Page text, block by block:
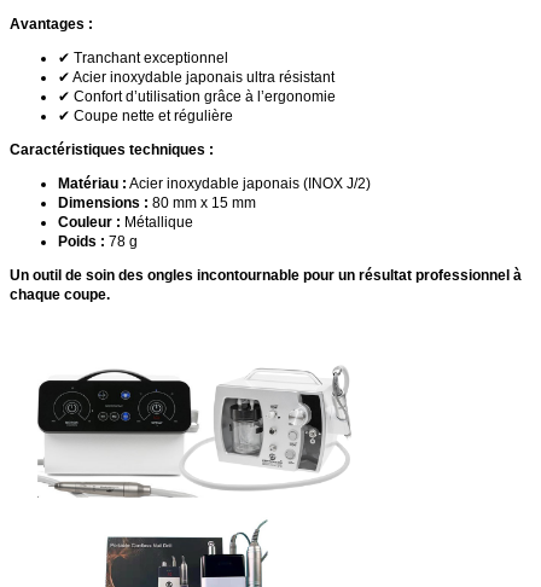
Avantages :
✔ Tranchant exceptionnel
✔ Acier inoxydable japonais ultra résistant
✔ Confort d’utilisation grâce à l’ergonomie
✔ Coupe nette et régulière
Caractéristiques techniques :
Matériau : Acier inoxydable japonais (INOX J/2)
Dimensions : 80 mm x 15 mm
Couleur : Métallique
Poids : 78 g
Un outil de soin des ongles incontournable pour un résultat professionnel à
chaque coupe.